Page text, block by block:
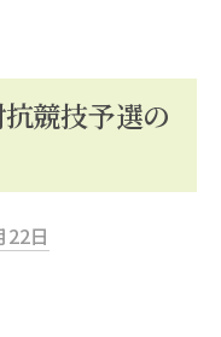
競技予選の
22日